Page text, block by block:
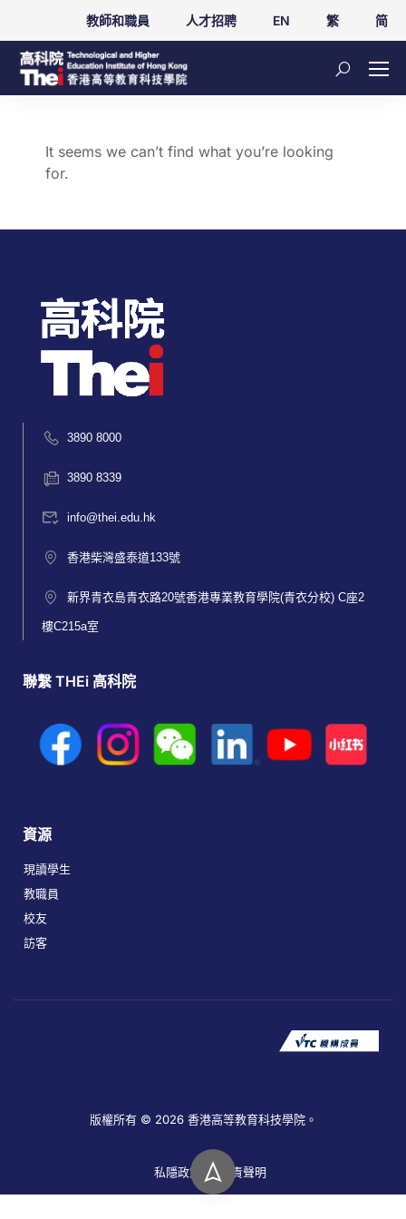
教師和職員 人才招聘 EN 繁 简
It seems we can’t find what you’re looking
for.
3890 8000
3890 8339
info@thei.edu.hk
香港柴灣盛泰道133號
新界青衣島青衣路20號香港專業教育學院(青衣分校) C座2
樓C215a室
聯繫 THEi 高科院
資源
現讀學生
教職員
校友
訪客
版權所有 © 2026 香港高等教育科技學院。
私隱政策 免責聲明